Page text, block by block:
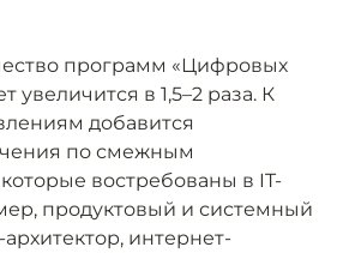
программ «Цифровых
увеличится в 1,5–2 раза. К
добавится
по смежным
востребованы в IT-
продуктовый и системный
интернет-